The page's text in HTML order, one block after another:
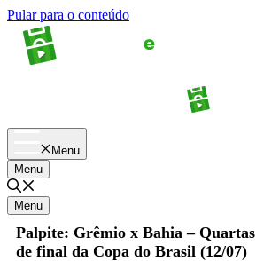
Pular para o conteúdo
Menu
Menu
Menu
Palpite: Grêmio x Bahia – Quartas
de final da Copa do Brasil (12/07)